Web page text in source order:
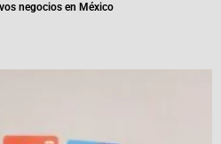
negocios en México